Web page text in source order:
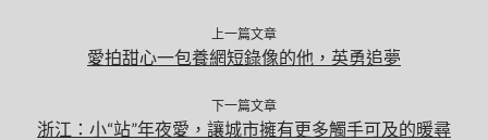
上一篇文章
愛拍甜心一包養網短錄像的他，英勇追夢
下一篇文章
浙江：小“站”年夜愛，讓城市擁有更多觸手可及的暖尋